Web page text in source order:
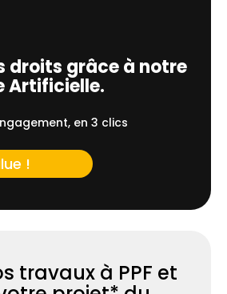
droits grâce à notre
Artificielle.
en 3 clics
!
travaux à PPF et